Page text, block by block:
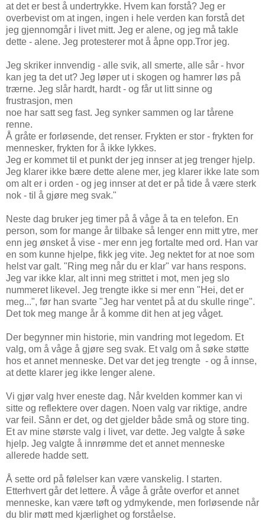
at det er best å undertrykke. Hvem kan forstå? Jeg er
overbevist om at ingen, ingen i hele verden kan forstå det
jeg gjennomgår i livet mitt. Jeg er alene, og jeg må takle
dette - alene. Jeg protesterer mot å åpne opp.Tror jeg.
Jeg skriker innvendig - alle svik, all smerte, alle sår - hvor
kan jeg ta det ut? Jeg løper ut i skogen og hamrer løs på
trærne. Jeg slår hardt, hardt - og får ut litt sinne og
frustrasjon, men
noe har satt seg fast. Jeg synker sammen og lar tårene
renne.
Å gråte er forløsende, det renser. Frykten er stor - frykten for
mennesker, frykten for å ikke lykkes.
Jeg er kommet til et punkt der jeg innser at jeg trenger hjelp.
Jeg klarer ikke bære dette alene mer, jeg klarer ikke late som
om alt er i orden - og jeg innser at det er på tide å være sterk
nok - til å gjøre meg svak."
Neste dag bruker jeg timer på å våge å ta en telefon. En
person, som for mange år tilbake så lenger enn mitt ytre, mer
enn jeg ønsket å vise - mer enn jeg fortalte med ord. Han var
en som kunne hjelpe, fikk jeg vite. Jeg nektet for at noe som
helst var galt. "Ring meg når du er klar" var hans respons.
Jeg var ikke klar, alt inni meg strittet i mot, men jeg slo
nummeret likevel. Jeg trengte ikke si mer enn "Hei, det er
meg...", før han svarte "Jeg har ventet på at du skulle ringe".
Det tok meg mange år å komme dit hen at jeg våget.
Der begynner min historie, min vandring mot legedom. Et
valg, om å våge å gjøre seg svak. Et valg om å søke støtte
hos et annet menneske. Det var det jeg trengte - og å innse,
at dette klarer jeg ikke lenger alene.
Vi gjør valg hver eneste dag. Når kvelden kommer kan vi
sitte og reflektere over dagen. Noen valg var riktige, andre
var feil. Sånn er det, og det gjelder både små og store ting.
Et av mine største valg i livet, var dette. Jeg valgte å søke
hjelp. Jeg valgte å innrømme det et annet menneske
allerede hadde sett.
Å sette ord på følelser kan være vanskelig. I starten.
Etterhvert går det lettere. Å våge å gråte overfor et annet
menneske, kan være tøft og ydmykende, men forløsende når
du blir møtt med kjærlighet og forståelse.